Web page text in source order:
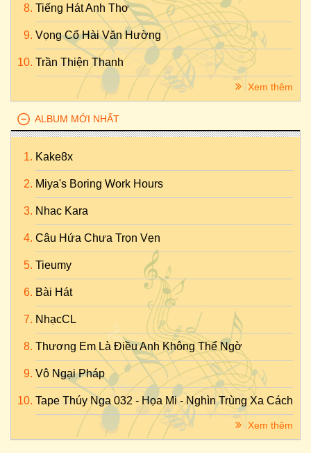
Tiếng Hát Anh Thơ
Vọng Cổ Hài Văn Hường
Trần Thiện Thanh
Xem thêm
ALBUM MỚI NHẤT
Kake8x
Miya's Boring Work Hours
Nhac Kara
Câu Hứa Chưa Trọn Vẹn
Tieumy
Bài Hát
NhạcCL
Thương Em Là Điều Anh Không Thể Ngờ
Vô Ngại Pháp
Tape Thúy Nga 032 - Họa Mi - Nghìn Trùng Xa Cách
Xem thêm